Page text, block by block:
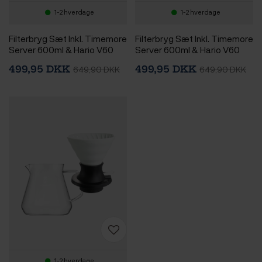
1-2 hverdage
Filterbryg Sæt Inkl. Timemore
Server 600ml & Hario V60
Keramik 2 Kop. Turkis & 100
499,95 DKK 649,90 DKK
1-2 hverdage
Filterbryg Sæt Inkl. Timemore
Server 600ml & Hario V60
Keramik 2 Kop. Pink & 100
499,95 DKK 649,90 DKK